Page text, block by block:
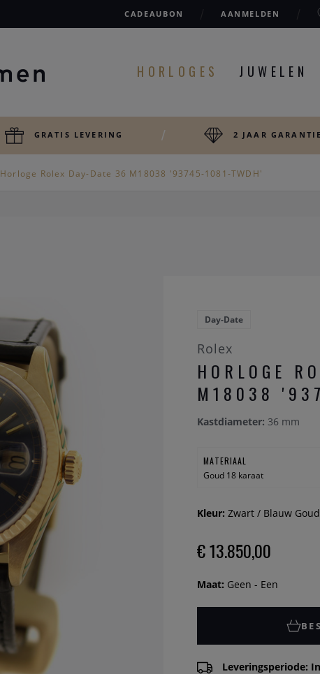
CADEAUBON AANMELDEN
HORLOGES JUWELEN
GRATIS LEVERING 2 JAAR GARANTIE
Horloge Rolex Day-Date 36 M18038 '93745-1081-TWDH'
Day-Date
Rolex
HORLOGE
M18038
Kastdiameter: 36 mm
MATERIAAL
Goud 18 karaat
Kleur: Zwart / Blauw
€ 13.850,00
Maat: Geen - Een
Leveringsperiode: